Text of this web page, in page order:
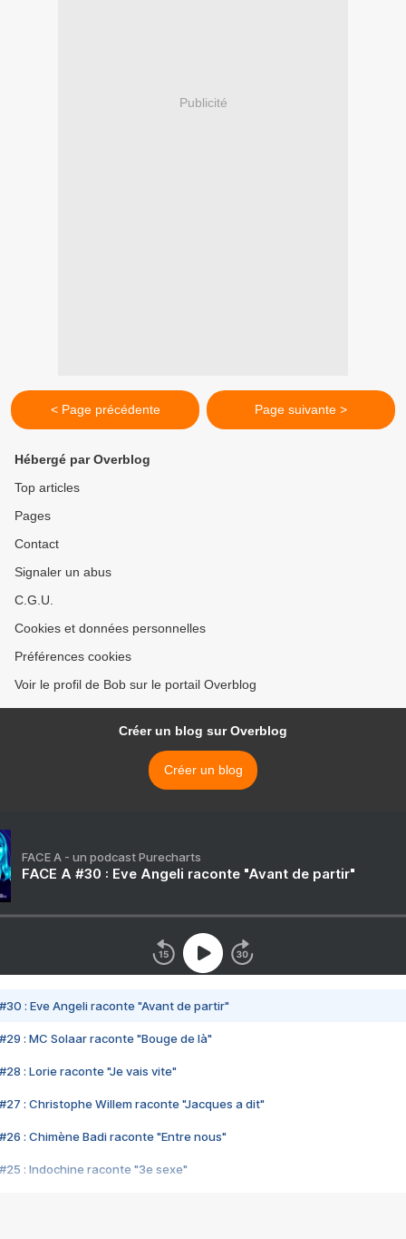
Publicité
< Page précédente Page suivante >
Hébergé par Overblog
Top articles
Pages
Contact
Signaler un abus
C.G.U.
Cookies et données personnelles
Préférences cookies
Voir le profil de Bob sur le portail Overblog
Créer un blog sur Overblog
Créer un blog
FACE A - un podcast Purecharts
FACE A #30 : Eve Angeli raconte "Avant de partir"
#30 : Eve Angeli raconte "Avant de partir"
#29 : MC Solaar raconte "Bouge de là"
#28 : Lorie raconte "Je vais vite"
#27 : Christophe Willem raconte "Jacques a dit"
#26 : Chimène Badi raconte "Entre nous"
#25 : Indochine raconte "3e sexe"